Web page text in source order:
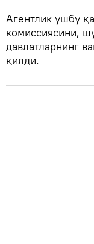
Агентлик ушбу
комиссиясини,
давлатларнинг
қилди.